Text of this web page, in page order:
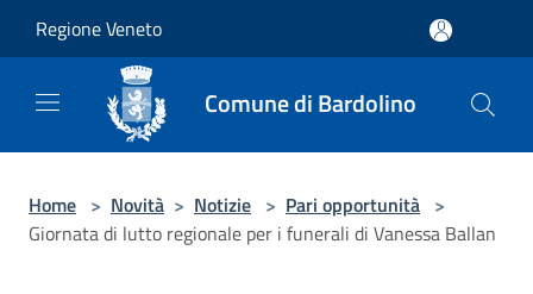
Regione Veneto
Comune di Bardolino
Home > Novità > Notizie > Pari opportunità >
Giornata di lutto regionale per i funerali di Vanessa Ballan